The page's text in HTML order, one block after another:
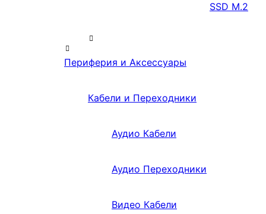
SSD M.2
Периферия и Аксессуары
Кабели и Переходники
Аудио Кабели
Аудио Переходники
Видео Кабели